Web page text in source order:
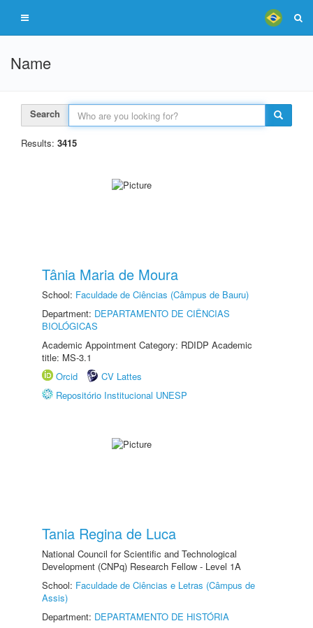
Name
Search
Results: 3415
Tânia Maria de Moura
School: Faculdade de Ciências (Câmpus de Bauru)
Department: DEPARTAMENTO DE CIÊNCIAS
BIOLÓGICAS
Academic Appointment Category: RDIDP Academic
title: MS-3.1
Orcid
CV Lattes
Repositório Institucional UNESP
Tania Regina de Luca
National Council for Scientific and Technological
Development (CNPq) Research Fellow - Level 1A
School: Faculdade de Ciências e Letras (Câmpus de
Assis)
Department: DEPARTAMENTO DE HISTÓRIA